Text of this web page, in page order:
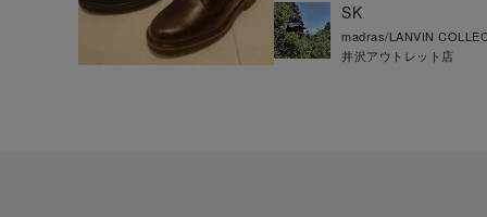
SK
madras/LANVIN
井沢アウトレット店